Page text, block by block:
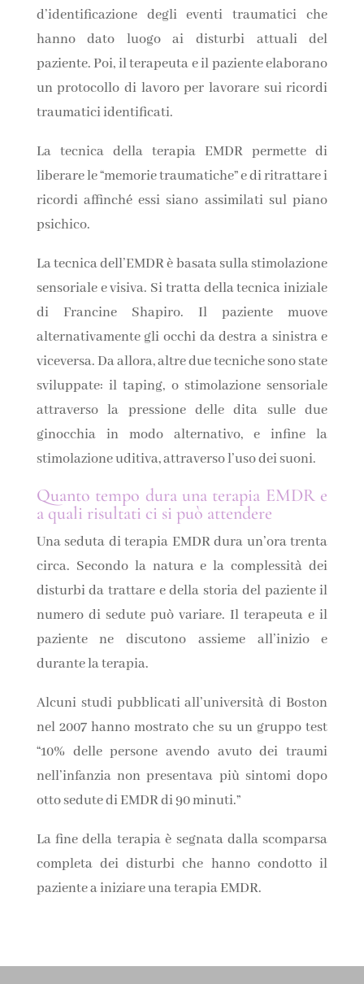
d’identificazione degli eventi traumatici che
hanno dato luogo ai disturbi attuali del
paziente. Poi, il terapeuta e il paziente elaborano
un protocollo di lavoro per lavorare sui ricordi
traumatici identificati.
La tecnica della terapia EMDR permette di
liberare le “memorie traumatiche” e di ritrattare i
ricordi affinché essi siano assimilati sul piano
psichico.
La tecnica dell’EMDR è basata sulla stimolazione
sensoriale e visiva. Si tratta della tecnica iniziale
di Francine Shapiro. Il paziente muove
alternativamente gli occhi da destra a sinistra e
viceversa. Da allora, altre due tecniche sono state
sviluppate: il taping, o stimolazione sensoriale
attraverso la pressione delle dita sulle due
ginocchia in modo alternativo, e infine la
stimolazione uditiva, attraverso l’uso dei suoni.
Quanto tempo dura una terapia EMDR e
a quali risultati ci si può attendere
Una seduta di terapia EMDR dura un’ora trenta
circa. Secondo la natura e la complessità dei
disturbi da trattare e della storia del paziente il
numero di sedute può variare. Il terapeuta e il
paziente ne discutono assieme all’inizio e
durante la terapia.
Alcuni studi pubblicati all’università di Boston
nel 2007 hanno mostrato che su un gruppo test
“10% delle persone avendo avuto dei traumi
nell’infanzia non presentava più sintomi dopo
otto sedute di EMDR di 90 minuti.”
La fine della terapia è segnata dalla scomparsa
completa dei disturbi che hanno condotto il
paziente a iniziare una terapia EMDR.